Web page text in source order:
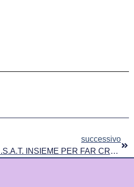
successivo
BANDIERA LILLA E A.N.S.A.T. INSIEME PER FAR CRESCERE I TERRITORI